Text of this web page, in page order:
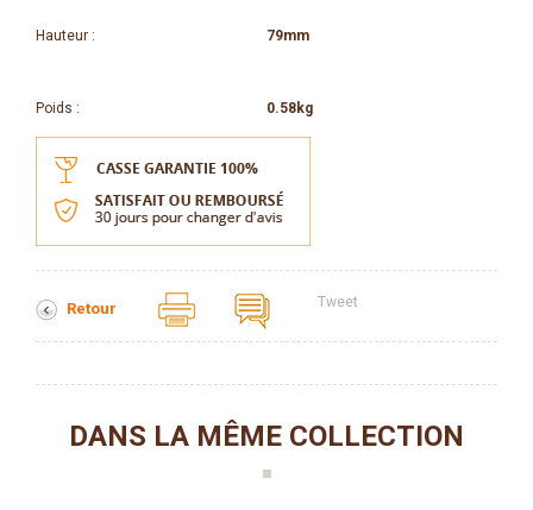
Hauteur : 79mm
Poids : 0.58kg
Retour Tweet
DANS LA MÊME COLLECTION